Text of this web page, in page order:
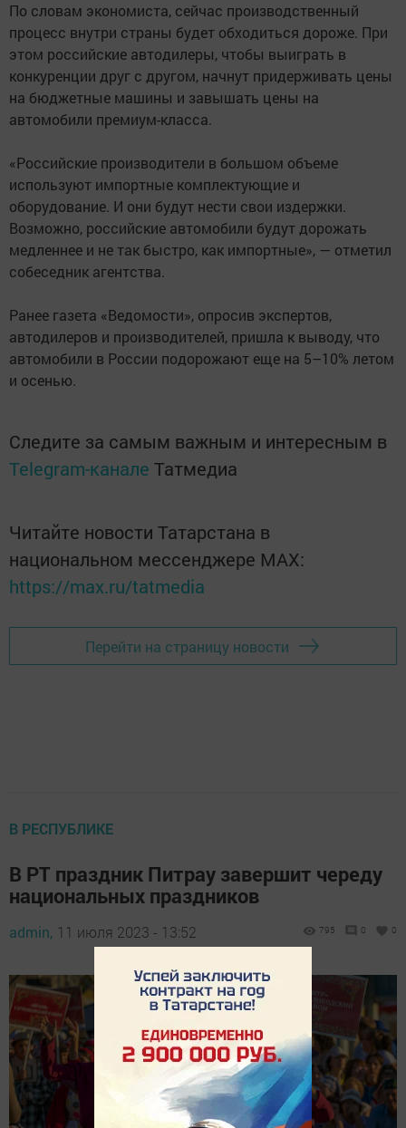
По словам экономиста, сейчас производственный
процесс внутри страны будет обходиться дороже. При
этом российские автодилеры, чтобы выиграть в
конкуренции друг с другом, начнут придерживать цены
на бюджетные машины и завышать цены на
автомобили премиум-класса.
«Российские производители в большом объеме
используют импортные комплектующие и
оборудование. И они будут нести свои издержки.
Возможно, российские автомобили будут дорожать
медленнее и не так быстро, как импортные», — отметил
собеседник агентства.
Ранее газета «Ведомости», опросив экспертов,
автодилеров и производителей, пришла к выводу, что
автомобили в России подорожают еще на 5–10% летом
и осенью.
Следите за самым важным и интересным в
Telegram-канале Татмедиа
Читайте новости Татарстана в
национальном мессенджере MАХ:
https://max.ru/tatmedia
Перейти на страницу новости
В РЕСПУБЛИКЕ
В РТ праздник Питрау завершит череду
национальных праздников
admin, 11 июля 2023 - 13:52 795 0 0